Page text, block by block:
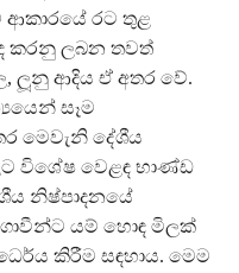
ආකාරයේ රට තුළ
කරනු ලබන තවත්
ලූනු ආදිය ඒ අතර වේ.
සෑම
මෙවැනි දේශීය
විශේෂ වෙළඳ භාණ්ඩ
නිෂ්පාදනයේ
යම් හොඳ මිලක්
කිරීම සඳහාය. මෙම